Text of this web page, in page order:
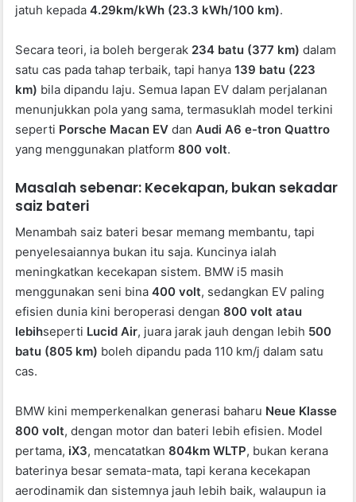
jatuh kepada4.29km/kWh (23.3 kWh/100 km).
Secara teori, ia boleh bergerak 234 batu (377 km) dalam
satu cas pada tahap terbaik, tapi hanya139 batu (223
km) bila dipandu laju. Semua lapan EV dalam perjalanan
menunjukkan pola yang sama, termasuklah model terkini
seperti Porsche Macan EV danAudi A6 e-tron Quattro
yang menggunakan platform 800 volt.
Masalah sebenar: Kecekapan, bukan sekadar
saiz bateri
Menambah saiz bateri besar memang membantu, tapi
penyelesaiannya bukan itu saja. Kuncinya ialah
meningkatkan kecekapan sistem. BMW i5 masih
menggunakan seni bina400 volt, sedangkan EV paling
efisien dunia kini beroperasi dengan 800 volt atau
lebihseperti Lucid Air, juara jarak jauh dengan lebih 500
batu (805 km) boleh dipandu pada 110 km/j dalam satu
cas.
BMW kini memperkenalkan generasi baharu Neue Klasse
800 volt, dengan motor dan bateri lebih efisien. Model
pertama, iX3, mencatatkan 804km WLTP, bukan kerana
baterinya besar semata-mata, tapi kerana kecekapan
aerodinamik dan sistemnya jauh lebih baik, walaupun ia